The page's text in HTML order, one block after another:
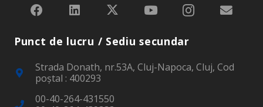
Punct de lucru / Sediu secundar
Strada Donath, nr.53A, Cluj-Napoca, Cluj, Cod
poştal : 400293
00-40-264-431550